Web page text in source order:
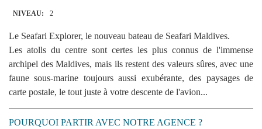
NIVEAU: 2
Le Seafari Explorer, le nouveau bateau de Seafari Maldives.
Les atolls du centre sont certes les plus connus de l'immense
archipel des Maldives, mais ils restent des valeurs sûres, avec une
faune sous-marine toujours aussi exubérante, des paysages de
carte postale, le tout juste à votre descente de l'avion...
POURQUOI PARTIR AVEC NOTRE AGENCE ?